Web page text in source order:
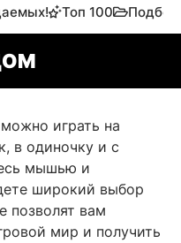
Топ 100
играть на
в одиночку и с
мышью и
широкий выбор
позволят вам
мир и получить